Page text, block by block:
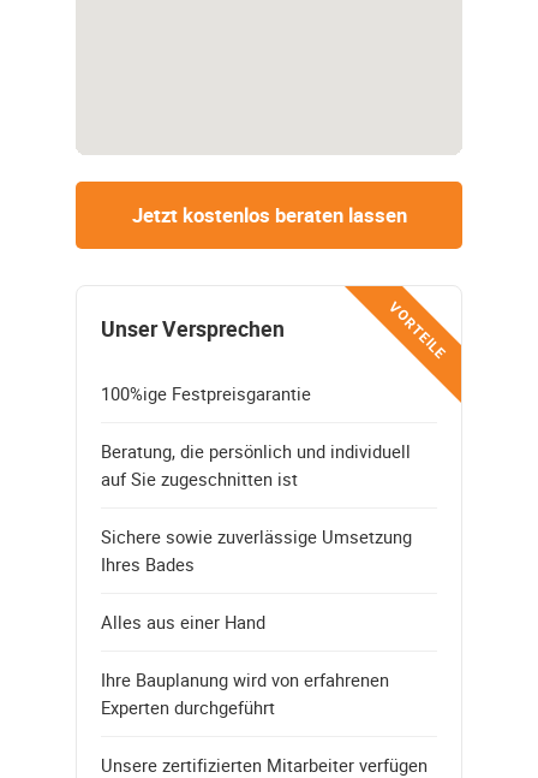
Jetzt kostenlos beraten lassen
VORTEILE
Unser Versprechen
100%ige Festpreisgarantie
Beratung, die persönlich und individuell
auf Sie zugeschnitten ist
Sichere sowie zuverlässige Umsetzung
Ihres Bades
Alles aus einer Hand
Ihre Bauplanung wird von erfahrenen
Experten durchgeführt
Unsere zertifizierten Mitarbeiter verfügen